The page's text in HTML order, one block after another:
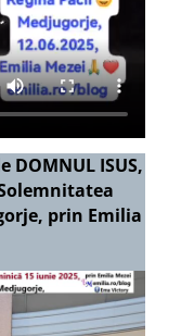
DOMNUL ISUS,
prin Emilia